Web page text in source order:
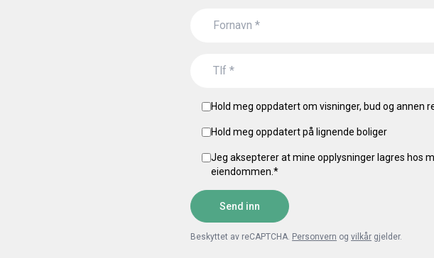
Hold meg oppdatert om visninger, bud og
Hold meg oppdatert på lignende boliger
Jeg aksepterer at mine opplysninger lagres hos
eiendommen.*
Send inn
Beskyttet av reCAPTCHA. Personvern og vilkår gjelder.